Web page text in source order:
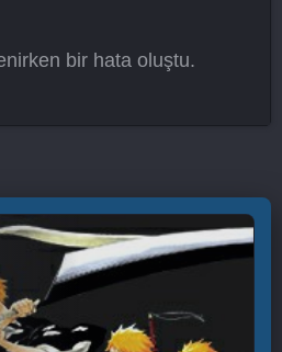
no Keiyakusha 24. Bölüm
no Keiyakusha 25. Bölüm
no Keiyakusha 26. Bölüm
bir hata oluştu.